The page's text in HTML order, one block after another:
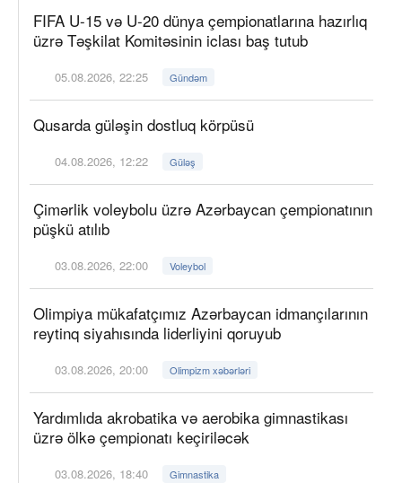
FIFA U-15 və U-20 dünya çempionatlarına hazırlıq
üzrə Təşkilat Komitəsinin iclası baş tutub
05.08.2026, 22:25 Gündəm
Qusarda güləşin dostluq körpüsü
04.08.2026, 12:22 Güləş
Çimərlik voleybolu üzrə Azərbaycan çempionatının
püşkü atılıb
03.08.2026, 22:00 Voleybol
Olimpiya mükafatçımız Azərbaycan idmançılarının
reytinq siyahısında liderliyini qoruyub
03.08.2026, 20:00 Olimpizm xəbərləri
Yardımlıda akrobatika və aerobika gimnastikası
üzrə ölkə çempionatı keçiriləcək
03.08.2026, 18:40 Gimnastika